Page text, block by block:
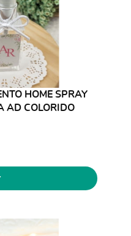
HOME SPRAY
AD COLORIDO